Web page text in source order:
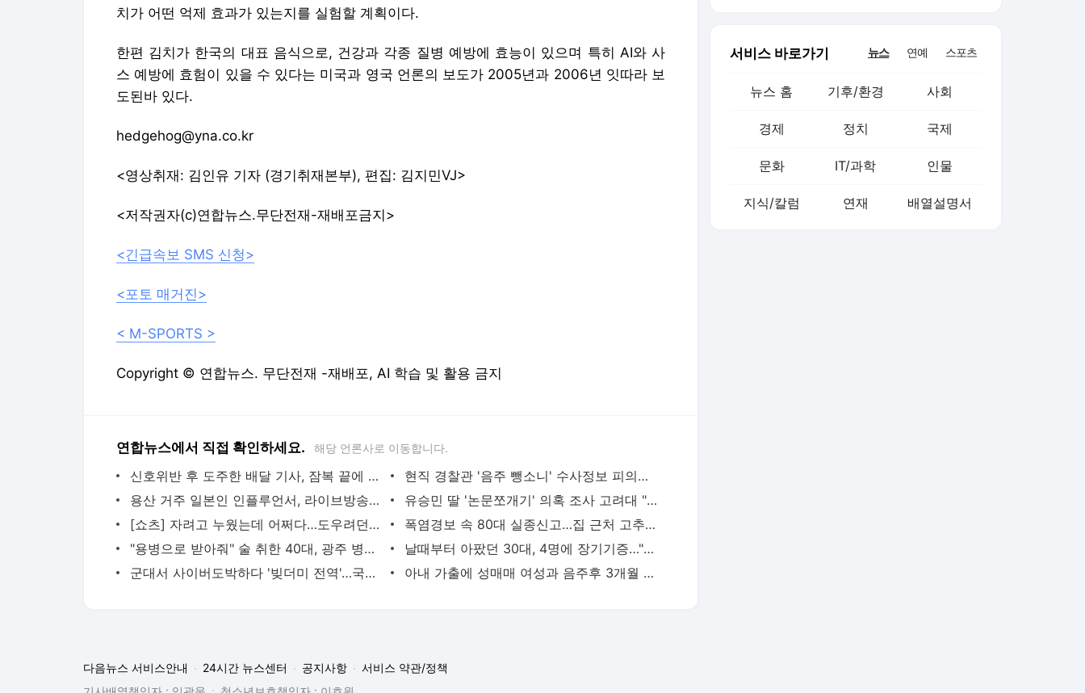
치가 어떤 억제 효과가 있는지를 실험할 계획이다.
한편 김치가 한국의 대표 음식으로, 건강과 각종 질병 예방에 효능이 있으며 특히 AI와 사
스 예방에 효험이 있을 수 있다는 미국과 영국 언론의 보도가 2005년과 2006년 잇따라 보
도된바 있다.
hedgehog@yna.co.kr
<영상취재: 김인유 기자 (경기취재본부), 편집: 김지민VJ>
<저작권자(c)연합뉴스.무단전재-재배포금지>
<긴급속보 SMS 신청>
<포토 매거진>
< M-SPORTS >
Copyright © 연합뉴스. 무단전재 -재배포, AI 학습 및 활용 금지
연합뉴스에서 직접 확인하세요. 해당 언론사로 이동합니다.
신호위반 후 도주한 배달 기사, 잠복 끝에 잡고 보니 수배자 | 연합뉴스
현직 경찰관 '음주 뺑소니' 수사정보 피의자 지인에 유출 의혹(종합) | 연합뉴스
용산 거주 일본인 인플루언서, 라이브방송 도중 사망 | 연합뉴스
유승민 딸 '논문쪼개기' 의혹 조사 고려대 "연구부정행위 아냐" | 연합뉴스
[쇼츠] 자려고 누웠는데 어쩌다…도우려던 친구마저 | 연합뉴스
폭염경보 속 80대 실종신고…집 근처 고추밭서 숨진 채 발견 | 연합뉴스
"용병으로 받아줘" 술 취한 40대, 광주 병무청 주차장서 난동 | 연합뉴스
날때부터 아팠던 30대, 4명에 장기기증…"너를 키우며 행복했어" | 연합뉴스
군대서 사이버도박하다 '빚더미 전역'…국방부, 자진신고제 검토 | 연합뉴스
아내 가출에 성매매 여성과 음주후 3개월 아들 살해한 30대 중형 | 연합뉴스
서비스 바로가기 뉴스 연예 스포츠
뉴스 홈 기후/환경 사회
경제 정치 국제
문화 IT/과학 인물
지식/칼럼 연재 배열설명서
다음뉴스 서비스안내 24시간 뉴스센터 공지사항
서비스 약관/정책